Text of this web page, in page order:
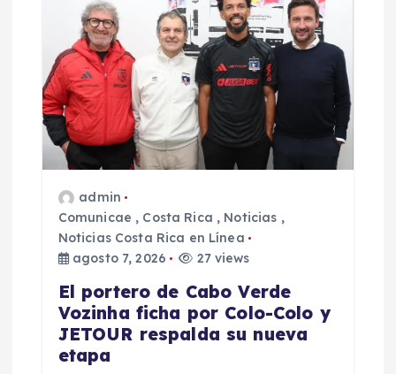
d
a
s
admin
Comunicae , Costa Rica , Noticias ,
Noticias Costa Rica en Línea
agosto 7, 2026
27 views
El portero de Cabo Verde
Vozinha ficha por Colo-Colo y
JETOUR respalda su nueva
etapa